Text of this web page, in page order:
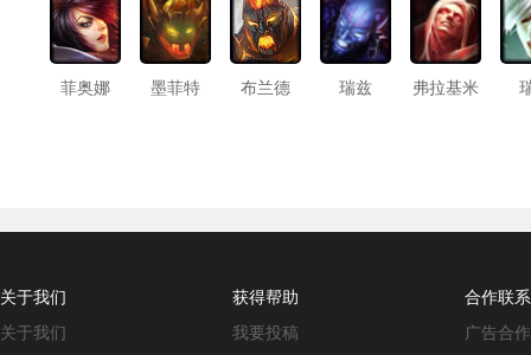
菲奥娜 墨菲特 布兰德 瑞兹
弗拉基米
关于我们
关于我们
获得帮助
我要投稿
合作联系
广告合作